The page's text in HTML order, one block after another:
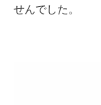
せんでした。